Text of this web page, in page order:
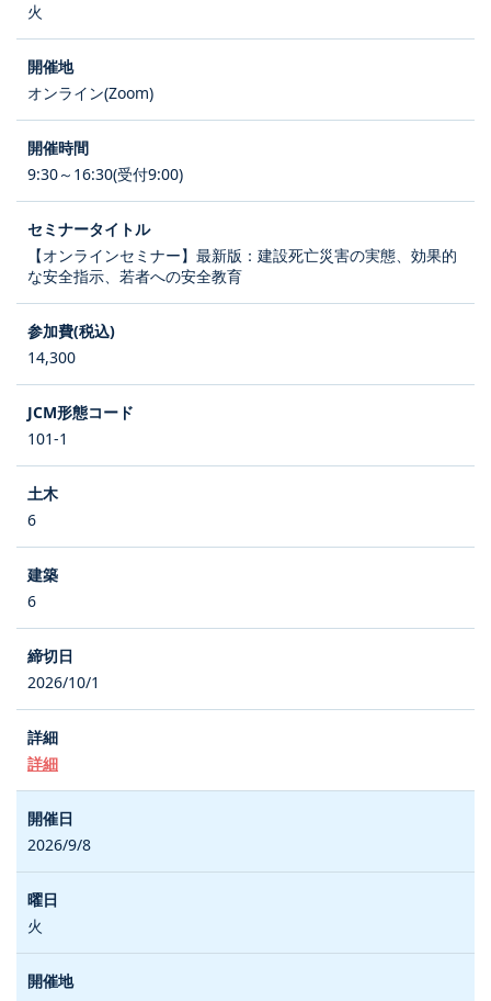
火
オンライン(Zoom)
9:30～16:30(受付9:00)
【オンラインセミナー】最新版：建設死亡災害の実態、効果的
な安全指示、若者への安全教育
14,300
101-1
6
6
2026/10/1
詳細
2026/9/8
火